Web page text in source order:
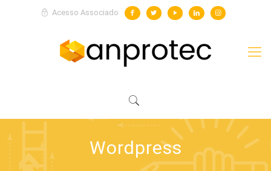
Acesso Associado
Wordpress